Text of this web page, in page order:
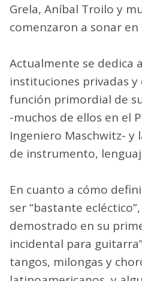
Grela, Aníbal Troilo y
comenzaron a sonar en
Actualmente se dedica
instituciones privadas
función primordial de
-muchos de ellos en el
Ingeniero Maschwitz- y
de instrumento,
En cuanto a cómo
ser “bastante
demostrado en su
incidental para
tangos, milongas y